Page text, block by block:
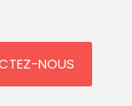
NOUS